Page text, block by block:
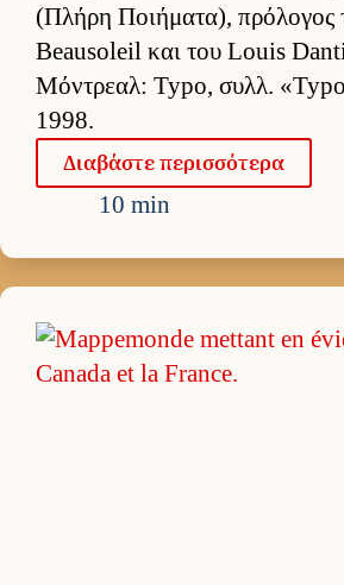
(Πλήρη Ποι­ήματα), πρόλογος
Beausoleil και του Louis
Μόντρεαλ: Typo, συλλ.
1998.
Δια­βάστε περισ­σότερα
10 min